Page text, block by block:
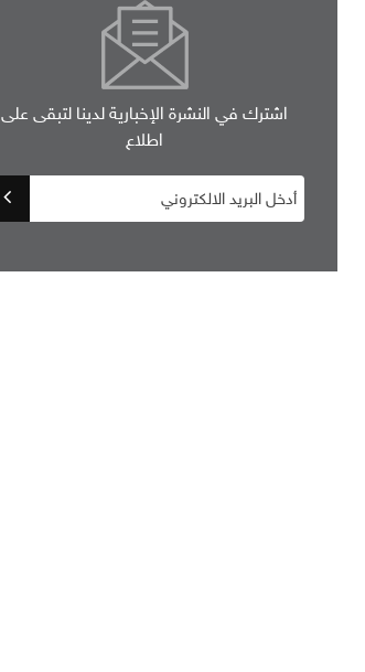
اشترك في النشرة الإخبارية لدينا لتبقى على
اطلاع